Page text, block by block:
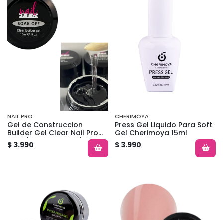
NAIL PRO
Gel de Construccion
Builder Gel Clear Nail Pro
15ml (Transparente)
$ 3.990
CHERIMOYA
Press Gel Liquido Para Soft
Gel Cherimoya 15ml
$ 3.990